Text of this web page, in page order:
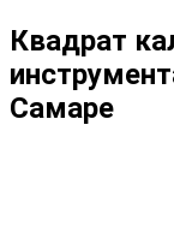
Квадрат
Самаре